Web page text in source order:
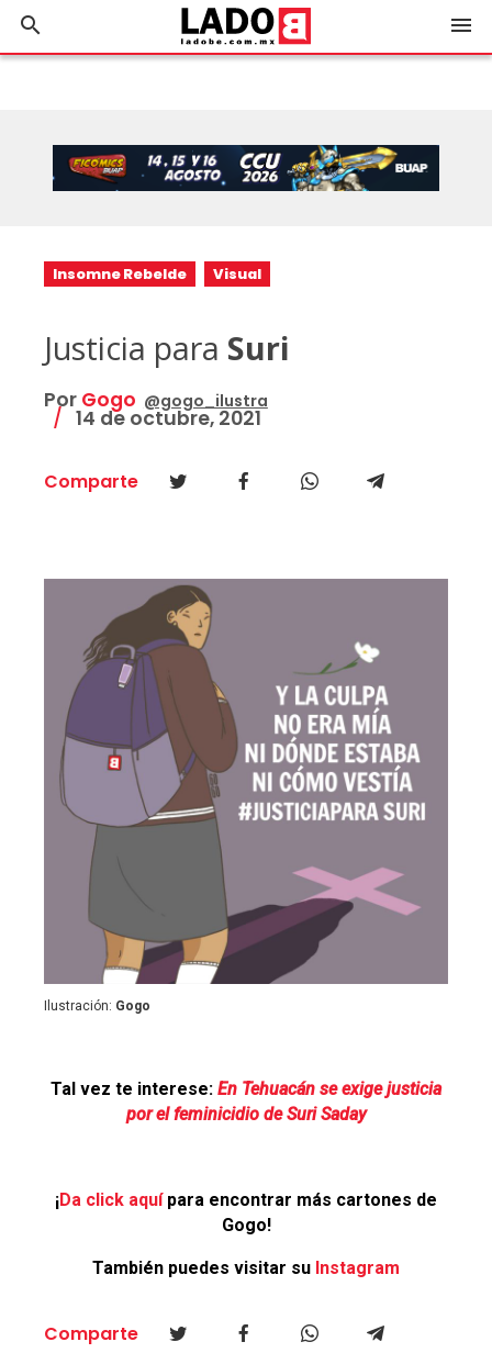
search menu
Insomne Rebelde Visual
Justicia para Suri
Por Gogo @gogo_ilustra
14 de octubre, 2021
Comparte
Ilustración: Gogo
Tal vez te interese: En Tehuacán se exige justicia
por el feminicidio de Suri Saday
¡Da click aquípara encontrar más cartones de
Gogo!
También puedes visitar su Instagram
Comparte